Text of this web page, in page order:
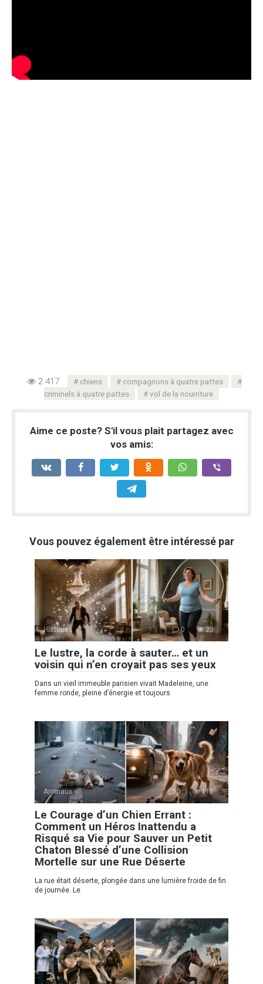
2 417 chiens
compagnons à quatre pattes
criminels à quatre pattes
vol de la nourriture
Aime ce poste? S'il vous plait partagez avec
vos amis:
Vous pouvez également être intéressé par
Histoires 0 23
Le lustre, la corde à sauter… et un
voisin qui n’en croyait pas ses yeux
Dans un vieil immeuble parisien vivait Madeleine, une
femme ronde, pleine d’énergie et toujours
Animaux 0 111
Le Courage d’un Chien Errant :
Comment un Héros Inattendu a
Risqué sa Vie pour Sauver un Petit
Chaton Blessé d’une Collision
Mortelle sur une Rue Déserte
La rue était déserte, plongée dans une lumière froide de fin
de journée. Le